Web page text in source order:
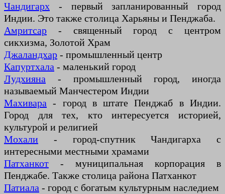
Чандигарх - первый запланированный город
Индии. Это также столица Харьяны и Пенджаба.
Амритсар - священный город с центром
сикхизма, Золотой Храм
Джаландхар - промышленный центр
Капуртхала - маленький город
Лудхияна - промышленный город, иногда
называемый Манчестером Индии
Махивара - город в штате Пенджаб в Индии.
Город для тех, кто интересуется историей,
культурой и религией
Мохали - город-спутник Чандигарха с
интересными местными храмами
Патханкот - муниципальная корпорация в
Пенджабе. Также столица района Патханкот
Патиала - город с богатым культурным наследием